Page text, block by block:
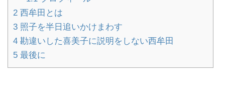
2 西牟田とは
3 照子を半日追いかけまわす
4 勘違いした喜美子に説明をしない西牟田
5 最後に